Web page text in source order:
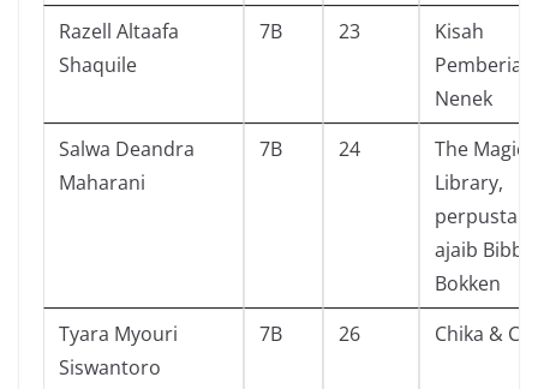
Razell Altaafa
Shaquile
7B 23
Kisah
Pemberian
Nenek
Salwa Deandra
Maharani
7B 24
The Magic
Library,
ajaib Bibbi
Bokken
Tyara Myouri
Siswantoro
7B 26 Chika &